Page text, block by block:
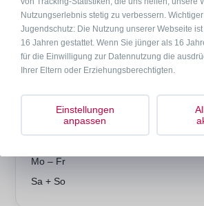
Preise
auf Anfrage
Mo – Fr
Sa + So
Nutzungserlebnis stetig zu verbessern.
Jugendschutz: Die Nutzung unserer Webseite
16 Jahren gestattet. Wenn Sie jünger als 16
für die Einwilligung zur Datennutzung die
Ihrer Eltern oder Erziehungsberechtigten.
Einstellungen
anpassen